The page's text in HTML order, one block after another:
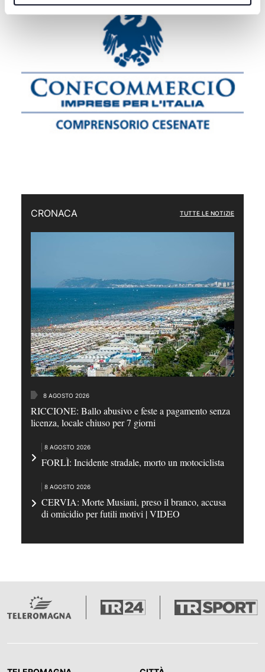
CRONACA TUTTE LE NOTIZIE
8 AGOSTO 2026
RICCIONE: Ballo abusivo e feste a pagamento senza
licenza, locale chiuso per 7 giorni
8 AGOSTO 2026
FORLÌ: Incidente stradale, morto un motociclista
8 AGOSTO 2026
CERVIA: Morte Musiani, preso il branco, accusa
di omicidio per futili motivi | VIDEO